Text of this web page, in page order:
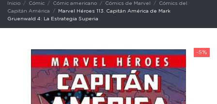
Inicio Cómic Cómic americano Cómics de Marvel
Cómics del
Capitán América
Marvel Héroes 113. Capitán América de Mark
Gruenwald 4: La Estrategia Superia
-5%